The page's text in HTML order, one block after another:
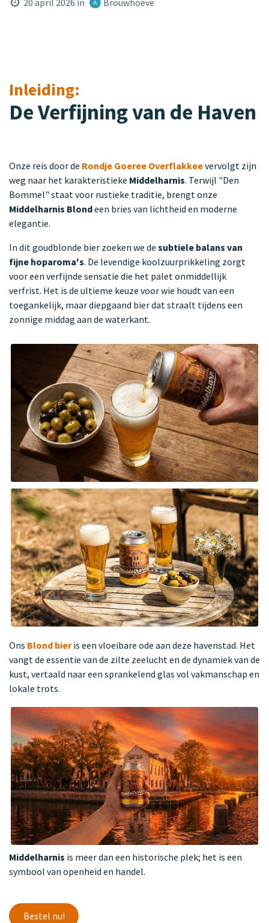
20 april 2026 in Brouwhoeve
Inleiding:
De Verfijning van de Haven
Onze reis door de Rondje Goeree Overflakkeevervolgt zijn
weg naar het karakteristieke Middelharnis. Terwijl "Den
Bommel" staat voor rustieke traditie, brengt onze
Middelharnis Blondeen bries van lichtheid en moderne
elegantie.
In dit goudblonde bier zoeken we de subtiele balans van
fijne hoparoma's. De levendige koolzuurprikkeling zorgt
voor een verfijnde sensatie die het palet onmiddellijk
verfrist. Het is de ultieme keuze voor wie houdt van een
toegankelijk, maar diepgaand bier dat straalt tijdens een
zonnige middag aan de waterkant.
Ons Blond bieris een vloeibare ode aan deze havenstad. Het
vangt de essentie van de zilte zeelucht en de dynamiek van de
kust, vertaald naar een sprankelend glas vol vakmanschap en
lokale trots.
Middelharnis is meer dan een historische plek; het is een
symbool van openheid en handel.
Bestel nu!